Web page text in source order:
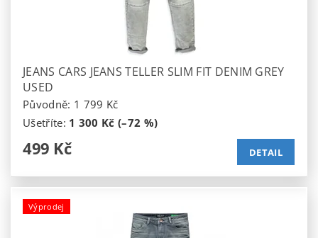
JEANS CARS JEANS TELLER SLIM FIT DENIM GREY
USED
Původně: 1 799 Kč
Ušetříte: 1 300 Kč (–72 %)
499 Kč DETAIL
Výprodej